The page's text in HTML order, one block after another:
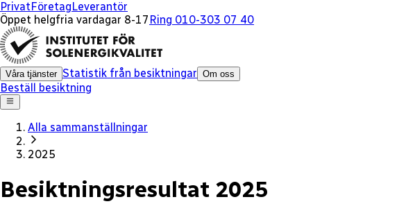
PrivatFöretagLeverantör
Öppet helgfria vardagar 8-17 Ring 010-303 07 40
Våra tjänster Statistik från besiktningar Om oss
Beställ besiktning
Alla sammanställningar
2025
Besiktningsresultat 2025